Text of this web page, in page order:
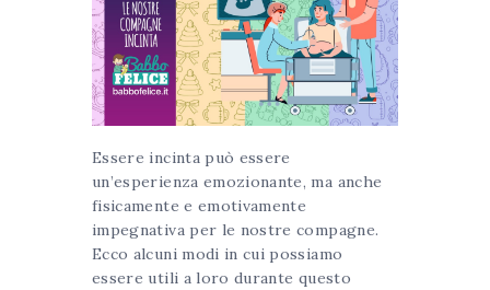
Essere incinta può essere
un’esperienza emozionante, ma anche
fisicamente e emotivamente
impegnativa per le nostre compagne.
Ecco alcuni modi in cui possiamo
essere utili a loro durante questo